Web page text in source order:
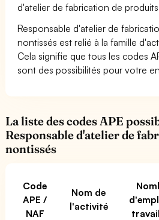
d'atelier de fabrication de
Responsable d'atelier de
nontissés est relié à la famille
Cela signifie que tous les codes
sont des possibilités pour votre
La liste des codes APE
Responsable d'atelier de
nontissés
Code
APE /
NAF
Nom de
l'activité